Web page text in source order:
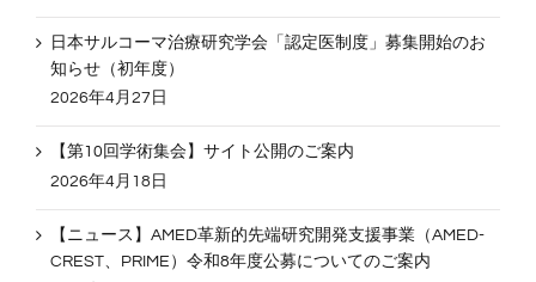
日本サルコーマ治療研究学会「認定医制度」募集開始のお
知らせ（初年度）
2026年4月27日
【第10回学術集会】サイト公開のご案内
2026年4月18日
【ニュース】AMED革新的先端研究開発支援事業（AMED-
CREST、PRIME）令和8年度公募についてのご案内